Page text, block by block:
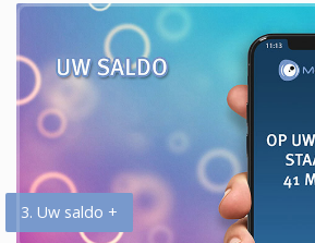
3. Uw saldo +